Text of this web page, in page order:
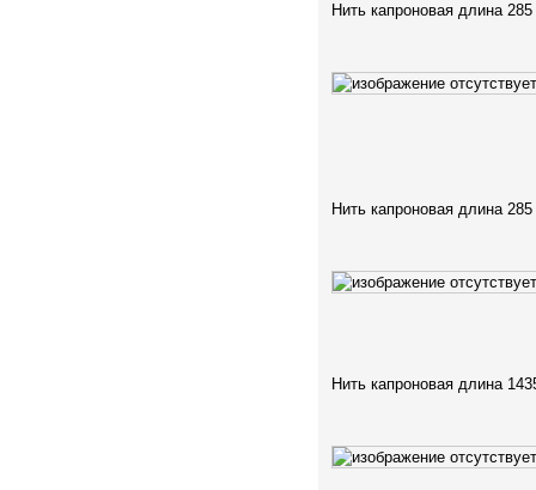
Нить капроновая длина
Нить капроновая длина
Нить капроновая длина